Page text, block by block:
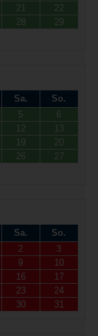
21
22
28
29
Sa.
So.
5
6
12
13
19
20
26
27
Sa.
So.
2
3
9
10
16
17
23
24
30 31